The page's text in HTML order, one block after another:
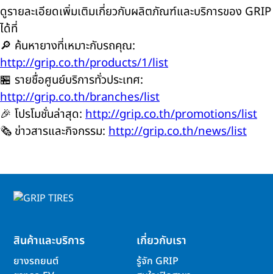
ดูรายละเอียดเพิ่มเติมเกี่ยวกับผลิตภัณฑ์และบริการของ GRIP
ได้ที่
🔎 ค้นหายางที่เหมาะกับรถคุณ:
http://grip.co.th/products/1/list
🏪 รายชื่อศูนย์บริการทั่วประเทศ:
http://grip.co.th/branches/list
🎉 โปรโมชั่นล่าสุด: http://grip.co.th/promotions/list
🗞️ ข่าวสารและกิจกรรม: http://grip.co.th/news/list
สินค้าและบริการ
ยางรถยนต์
เกี่ยวกับเรา
รู้จัก GRIP